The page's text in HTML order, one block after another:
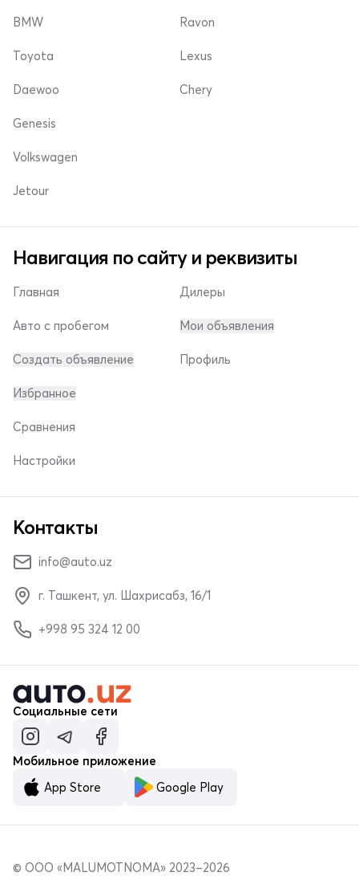
BMW
Toyota
Daewoo
Ravon
Lexus
Chery
Genesis
Volkswagen
Jetour
Навигация по сайту и реквизиты
Главная
Авто с пробегом
Создать объявление
Дилеры
Мои объявления
Профиль
Избранное
Сравнения
Настройки
Контакты
info@auto.uz
г. Ташкент, ул. Шахрисабз, 16/1
+998 95 324 12 00
Социальные сети
Мобильное приложение
App Store
Google Play
© ООО «MALUMOTNOMA» 2023–2026